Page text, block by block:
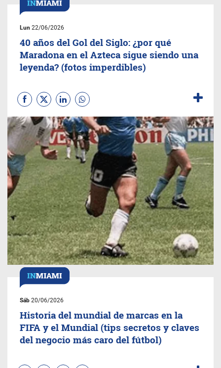
Lun 22/06/2026
40 años del Gol del Siglo: ¿por qué
Maradona en el Azteca sigue siendo una
leyenda? (fotos imperdibles)
Sáb 20/06/2026
Historia del mundial de marcas en la
FIFA y el Mundial (tips secretos y claves
del negocio más caro del fútbol)